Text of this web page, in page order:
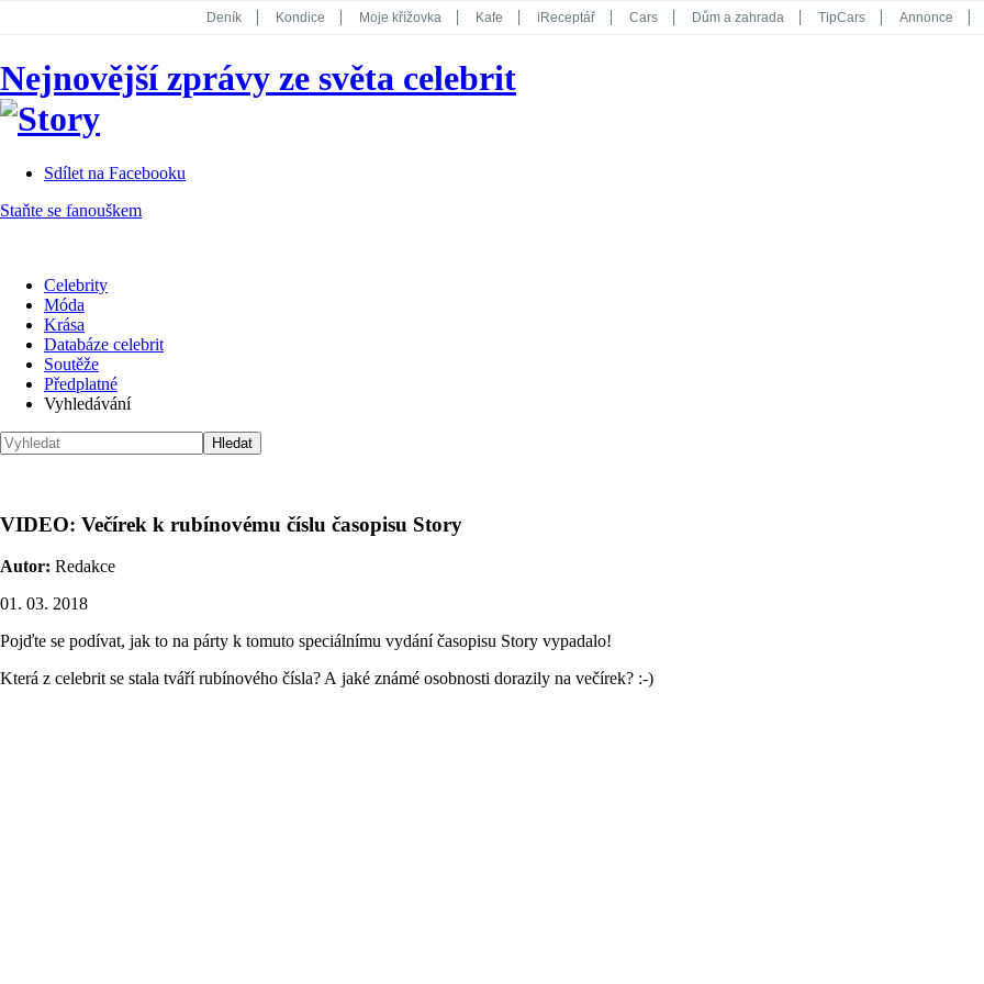
Deník Kondice Moje křížovka Kafe iReceptář Cars Dům a zahrada TipCars Annonce
Koktejl
Nejnovější zprávy ze světa celebrit
Sdílet na Facebooku
Staňte se fanouškem
Celebrity
Móda
Krása
Databáze celebrit
Soutěže
Předplatné
Vyhledávání
VIDEO: Večírek k rubínovému číslu časopisu Story
Autor: Redakce
01. 03. 2018
Pojďte se podívat, jak to na párty k tomuto speciálnímu vydání časopisu Story vypadalo!
Která z celebrit se stala tváří rubínového čísla? A jaké známé osobnosti dorazily na večírek? :-)